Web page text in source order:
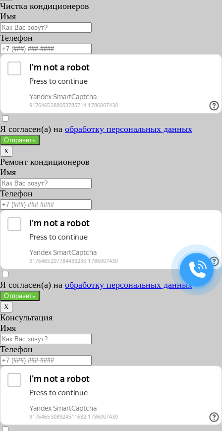
Чистка кондиционеров
Имя
Телефон
Я согласен(а) на обработку персональных данных
Отправить
X
Ремонт кондиционеров
Имя
Телефон
Я согласен(а) на обработку персональных данных
Отправить
X
Консультация
Имя
Телефон